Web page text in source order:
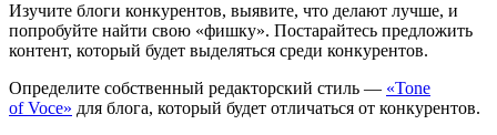
Изучите блоги конкурентов, выявите, что делают лучше, и
попробуйте найти свою «фишку». Постарайтесь предложить
контент, который будет выделяться среди конкурентов.
Определите собственный редакторский стиль — «Tone
of Voce» для блога, который будет отличаться от конкурентов.